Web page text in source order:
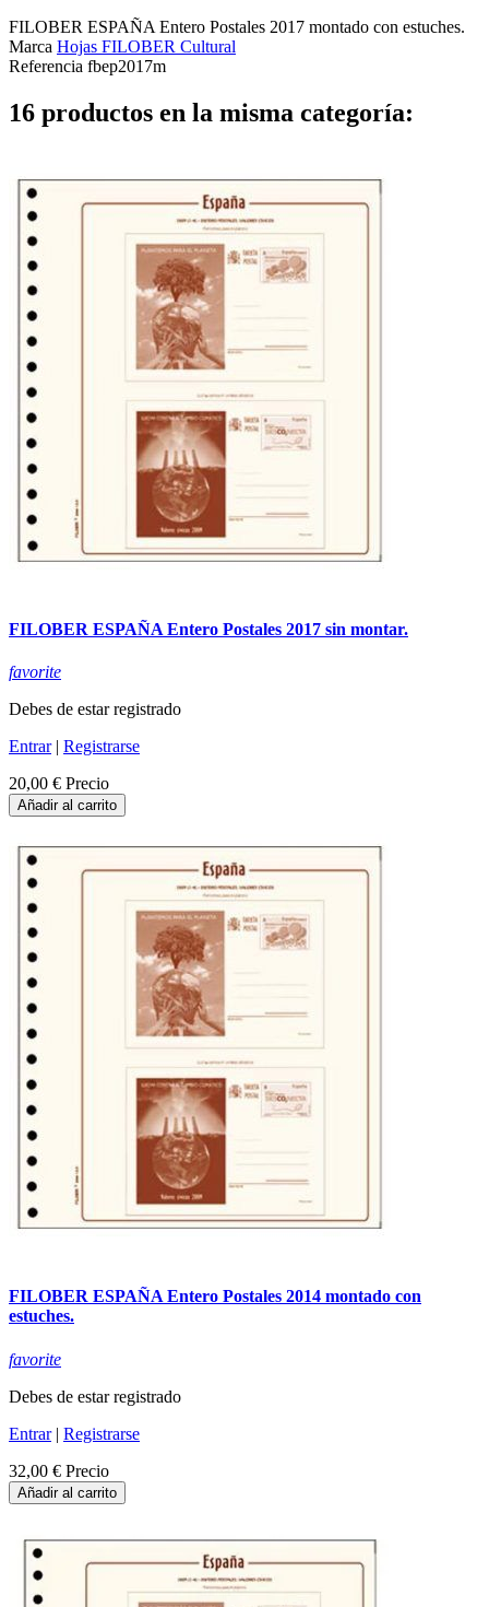
FILOBER ESPAÑA Entero Postales 2017 montado con estuches.
Marca Hojas FILOBER Cultural
Referencia fbep2017m
16 productos en la misma categoría:
FILOBER ESPAÑA Entero Postales 2017 sin montar.
favorite
Debes de estar registrado
Entrar| Registrarse
20,00 € Precio
Añadir al carrito
FILOBER ESPAÑA Entero Postales 2014 montado con
estuches.
favorite
Debes de estar registrado
Entrar| Registrarse
32,00 € Precio
Añadir al carrito